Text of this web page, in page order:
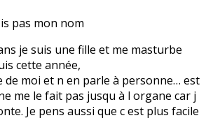
pas mon nom
je suis une fille et me masturbe
cette année,
de moi et n en parle à personne… est
me le fait pas jusqu à l organe car j
Je pens aussi que c est plus facile